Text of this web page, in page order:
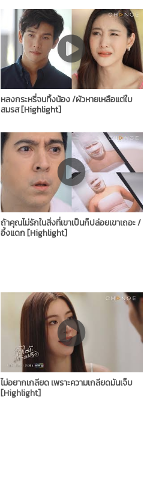
หลงกระหรี่จนทิ้งน้อง /ผัวหายเหลือแต่ใบ
สมรส [Highlight]
ถ้าคุณไม่รักในสิ่งที่เขาเป็นก็ปล่อยเขาเถอะ /
อึ้งแดก [Highlight]
ไม่อยากเกลียด เพราะความเกลียดมันเจ็บ
[Highlight]